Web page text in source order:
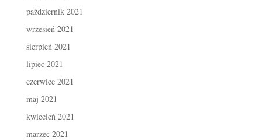
październik 2021
wrzesień 2021
sierpień 2021
lipiec 2021
czerwiec 2021
maj 2021
kwiecień 2021
marzec 2021